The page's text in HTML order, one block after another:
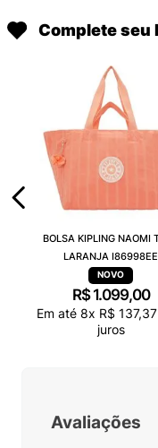
Complete seu
BOLSA KIPLING NAOMI
LARANJA I86998EE
R$ 1.099,00
Em até 8x R$ 137,37
juros
Avaliações